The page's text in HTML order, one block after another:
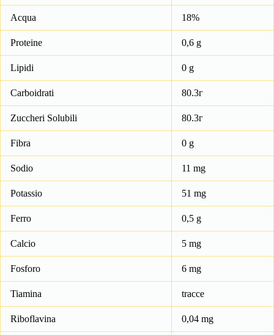
Acqua 18%
Proteine 0,6 g
Lipidi 0 g
Carboidrati 80.3г
Zuccheri Solubili 80.3г
Fibra 0 g
Sodio 11 mg
Potassio 51 mg
Ferro 0,5 g
Calcio 5 mg
Fosforo 6 mg
Tiamina tracce
Riboflavina 0,04 mg